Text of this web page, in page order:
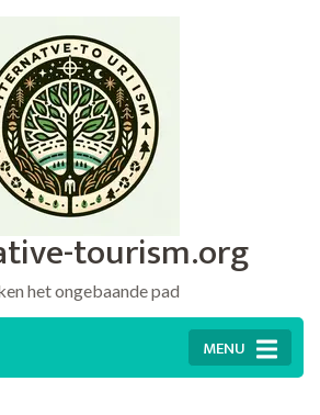
tourism.org
het ongebaande pad
MENU